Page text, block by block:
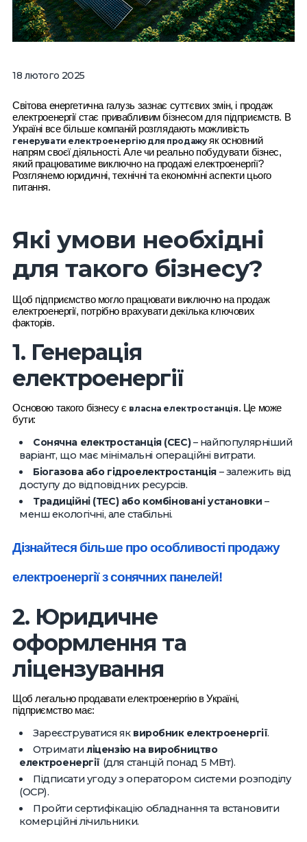
18 лютого 2025
Світова енергетична галузь зазнає суттєвих змін, і продаж
електроенергії стає привабливим бізнесом для підприємств. В
Україні все більше компаній розглядають можливість
генерувати електроенергію для продажуяк основний
напрям своєї діяльності. Але чи реально побудувати бізнес,
який працюватиме виключно на продажі електроенергії?
Розглянемо юридичні, технічні та економічні аспекти цього
питання.
Які умови необхідні
для такого бізнесу?
Щоб підприємство могло працювати виключно на продаж
електроенергії, потрібно врахувати декілька ключових
факторів.
1. Генерація
електроенергії
Основою такого бізнесу є власна електростанція. Це може
бути:
Сонячна електростанція (СЕС)– найпопулярніший
варіант, що має мінімальні операційні витрати.
Біогазова або гідроелектростанція – залежить від
доступу до відповідних ресурсів.
Традиційні (ТЕС) або комбіновані установки –
менш екологічні, але стабільні.
Дізнайтеся більше про особливості продажу
електроенергії з сонячних панелей!
2. Юридичне
оформлення та
ліцензування
Щоб легально продавати електроенергію в Україні,
підприємство має:
Зареєструватися як виробник електроенергії.
Отриматиліцензію на виробництво
електроенергії (для станцій понад 5 МВт).
Підписати угоду з оператором системи розподілу
(ОСР).
Пройти сертифікацію обладнання та встановити
комерційні лічильники.